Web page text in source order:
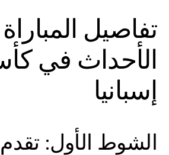
تفاصيل
الأحداث في
إسبانيا
الشوط الأول: